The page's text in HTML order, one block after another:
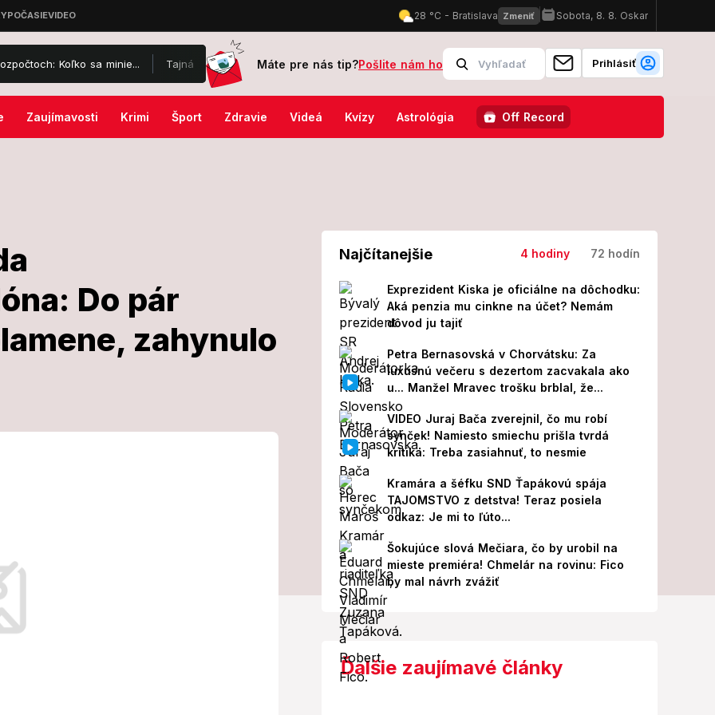
sa minie... Tajná bolesť Vášáryovej a Lasicu: Pred rokmi prišli o chlapčeka! Stále sa s tým nedokázala vyrovnať Gáboríkovci
Máte pre nás tip?Pošlite nám ho Prihlásiť
Zaujímavosti Krimi Šport Zdravie Videá Kvízy Astrológia Off Record
Do pár
zahynulo
balóna: Do
pohltili
videu podarilo zachytiť viacerým
Najčítanejšie 4 hodiny 72 hodín
Exprezident Kiska je oficiálne na dôchodku:
Aká penzia mu cinkne na účet? Nemám
dôvod ju tajiť
Petra Bernasovská v Chorvátsku: Za
luxusnú večeru s dezertom zacvakala ako
u... Manžel Mravec trošku brblal, že...
VIDEO Juraj Bača zverejnil, čo mu robí
synček! Namiesto smiechu prišla tvrdá
kritika: Treba zasiahnuť, to nesmie
Kramára a šéfku SND Ťapákovú spája
TAJOMSTVO z detstva! Teraz posiela
odkaz: Je mi to ľúto...
Šokujúce slová Mečiara, čo by urobil na
mieste premiéra! Chmelár na rovinu: Fico
by mal návrh zvážiť
Ďalšie zaujímavé články